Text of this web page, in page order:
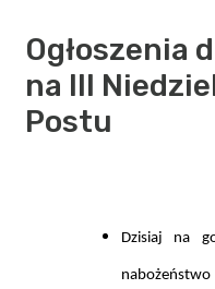
Ogłoszenia
na III
Postu
Dzisiaj na